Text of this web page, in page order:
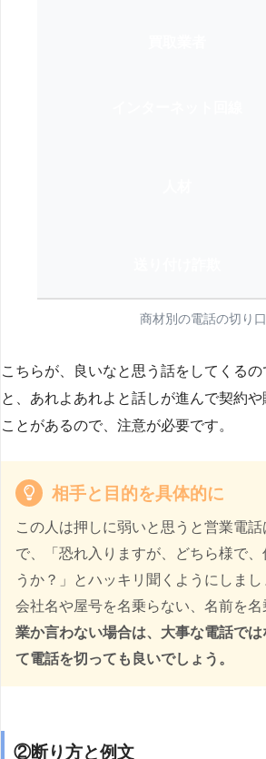
商材別の電話の切り口
こちらが、良いなと思う話をしてくる
と、あれよあれよと話しが進んで契約や
ことがあるので、注意が必要です。
相手と目的を具体的に
この人は押しに弱いと思うと営業電
で、「恐れ入りますが、どちら様で、
うか？」とハッキリ聞くようにしまし
会社名や屋号を名乗らない、名前を名
業か言わない場合は、大事な電話で
て電話を切っても良いでしょう。
②断り方と例文